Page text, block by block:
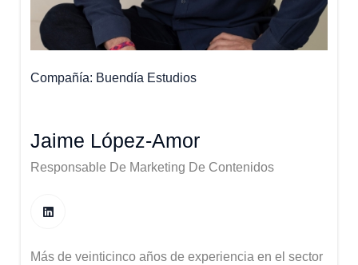
Compañía Buendía Estudios
Jaime López-Amor
Responsable De Marketing De Contenidos
Más de veinticinco años de experiencia en el sector